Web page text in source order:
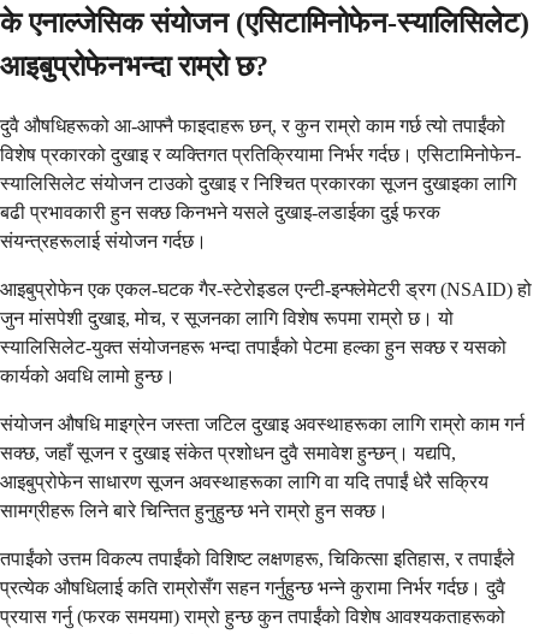
के एनाल्जेसिक संयोजन (एसिटामिनोफेन-स्यालिसिलेट)
आइबुप्रोफेनभन्दा राम्रो छ?
दुवै औषधिहरूको आ-आफ्नै फाइदाहरू छन्, र कुन राम्रो काम गर्छ त्यो तपाईंको
विशेष प्रकारको दुखाइ र व्यक्तिगत प्रतिक्रियामा निर्भर गर्दछ। एसिटामिनोफेन-
स्यालिसिलेट संयोजन टाउको दुखाइ र निश्चित प्रकारका सूजन दुखाइका लागि
बढी प्रभावकारी हुन सक्छ किनभने यसले दुखाइ-लडाईका दुई फरक
संयन्त्रहरूलाई संयोजन गर्दछ।
आइबुप्रोफेन एक एकल-घटक गैर-स्टेरोइडल एन्टी-इन्फ्लेमेटरी ड्रग (NSAID) हो
जुन मांसपेशी दुखाइ, मोच, र सूजनका लागि विशेष रूपमा राम्रो छ। यो
स्यालिसिलेट-युक्त संयोजनहरू भन्दा तपाईंको पेटमा हल्का हुन सक्छ र यसको
कार्यको अवधि लामो हुन्छ।
संयोजन औषधि माइग्रेन जस्ता जटिल दुखाइ अवस्थाहरूका लागि राम्रो काम गर्न
सक्छ, जहाँ सूजन र दुखाइ संकेत प्रशोधन दुवै समावेश हुन्छन्। यद्यपि,
आइबुप्रोफेन साधारण सूजन अवस्थाहरूका लागि वा यदि तपाईं धेरै सक्रिय
सामग्रीहरू लिने बारे चिन्तित हुनुहुन्छ भने राम्रो हुन सक्छ।
तपाईंको उत्तम विकल्प तपाईंको विशिष्ट लक्षणहरू, चिकित्सा इतिहास, र तपाईंले
प्रत्येक औषधिलाई कति राम्रोसँग सहन गर्नुहुन्छ भन्ने कुरामा निर्भर गर्दछ। दुवै
प्रयास गर्नु (फरक समयमा) राम्रो हुन्छ कुन तपाईंको विशेष आवश्यकताहरूको